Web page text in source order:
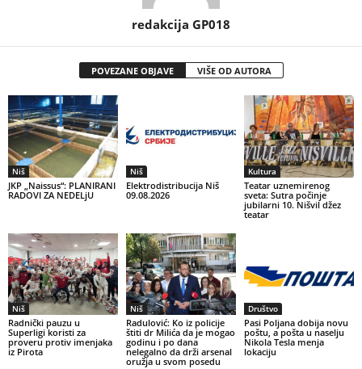
redakcija GP018
POVEZANE OBJAVE VIŠE OD AUTORA
Niš
JKP „Naissus“: PLANIRANI
RADOVI ZA NEDELjU
Niš
Elektrodistribucija Niš
09.08.2026
Kultura
Teatar uznemirenog
sveta: Sutra počinje
jubilarni 10. Nišvil džez
teatar
Niš
Radnički pauzu u
Superligi koristi za
proveru protiv imenjaka
iz Pirota
Niš
Radulović: Ko iz policije
štiti dr Milića da je mogao
godinu i po dana
nelegalno da drži arsenal
oružja u svom posedu
Društvo
Pasi Poljana dobija novu
poštu, a pošta u naselju
Nikola Tesla menja
lokaciju